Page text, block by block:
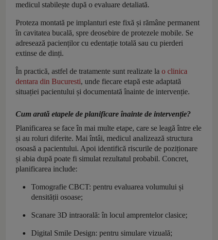
medicul stabilește după o evaluare detaliată.
Proteza montată pe implanturi este fixă și rămâne permanent
în cavitatea bucală, spre deosebire de protezele mobile. Se
adresează pacienților cu edentație totală sau cu pierderi
extinse de dinți.
În practică, astfel de tratamente sunt realizate la o clinica
dentara din Bucuresti, unde fiecare etapă este adaptată
situației pacientului și documentată înainte de intervenție.
Cum arată etapele de planificare înainte de intervenție?
Planificarea se face în mai multe etape, care se leagă între ele
și au roluri diferite. Mai întâi, medicul analizează structura
osoasă a pacientului. Apoi identifică riscurile de poziționare
și abia după poate fi simulat rezultatul probabil. Concret,
planificarea include:
Tomografie CBCT: pentru evaluarea volumului și
densității osoase;
Scanare 3D intraorală: în locul amprentelor clasice;
Digital Smile Design: pentru simulare vizuală;